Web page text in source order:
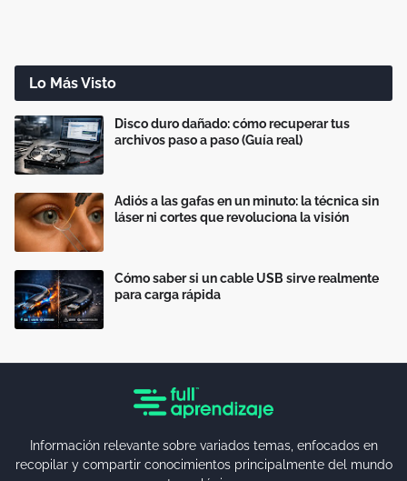
Lo Más Visto
Disco duro dañado: cómo recuperar tus
archivos paso a paso (Guía real)
Adiós a las gafas en un minuto: la técnica sin
láser ni cortes que revoluciona la visión
Cómo saber si un cable USB sirve realmente
para carga rápida
Información relevante sobre variados temas, enfocados en
recopilar y compartir conocimientos principalmente del mundo